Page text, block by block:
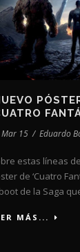
15 / Eduardo
estas líneas
de ‘Cuatro
de la Saga
MÁS...